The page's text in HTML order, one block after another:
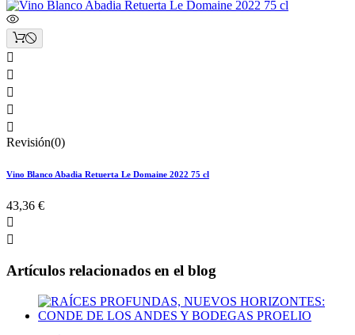





Revisión(0)
Vino Blanco Abadia Retuerta Le Domaine 2022 75 cl
43,36 €


Artículos relacionados en el blog